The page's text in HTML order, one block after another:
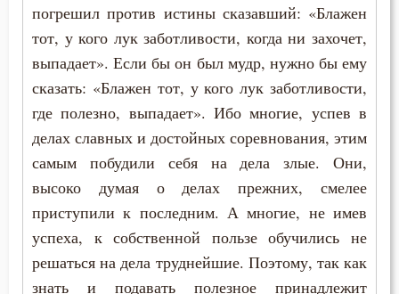
Плоть
Подвиг
Подготовка к смерти
Покаяние
Помощь Божия
Филофей Синайский
погрешил против истины сказавший: «Блажен
тот, у кого лук заботливости, когда ни захочет,
выпадает». Если бы он был мудр, нужно бы ему
сказать: «Блажен тот, у кого лук заботливости,
где полезно, выпадает». Ибо многие, успев в
делах славных и достойных соревнования, этим
самым побудили себя на дела злые. Они,
высоко думая о делах прежних, смелее
приступили к последним. А многие, не имев
успеха, к собственной пользе обучились не
решаться на дела труднейшие. Поэтому, так как
знать и подавать полезное принадлежит